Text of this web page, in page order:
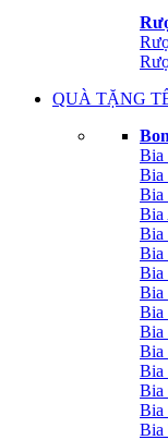
QUÀ TẶNG
Bia
Bia
Bia
Bia
Bia
Bia
Bia
Bia
Bia
Bia
Bia
Bia
Bia
Bia
Bia